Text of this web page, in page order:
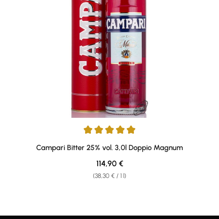
Average rating of 5 out of 5 stars
Campari Bitter 25% vol. 3,0l Doppio Magnum
(38,30 € / 1 l)
Regular price:
114,90 €